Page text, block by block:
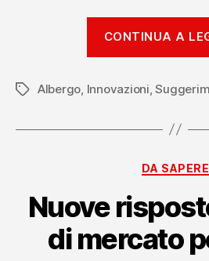
CONTINUA A
Tag Albergo Innovazioni ,
DA SAPERE
Nuove
di mercato